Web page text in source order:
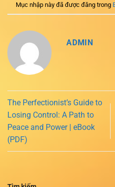
Mục nhập này đã được đăng trong
ADMIN
The Perfectionist’s Guide to
Losing Control: A Path to
Peace and Power | eBook
(PDF)